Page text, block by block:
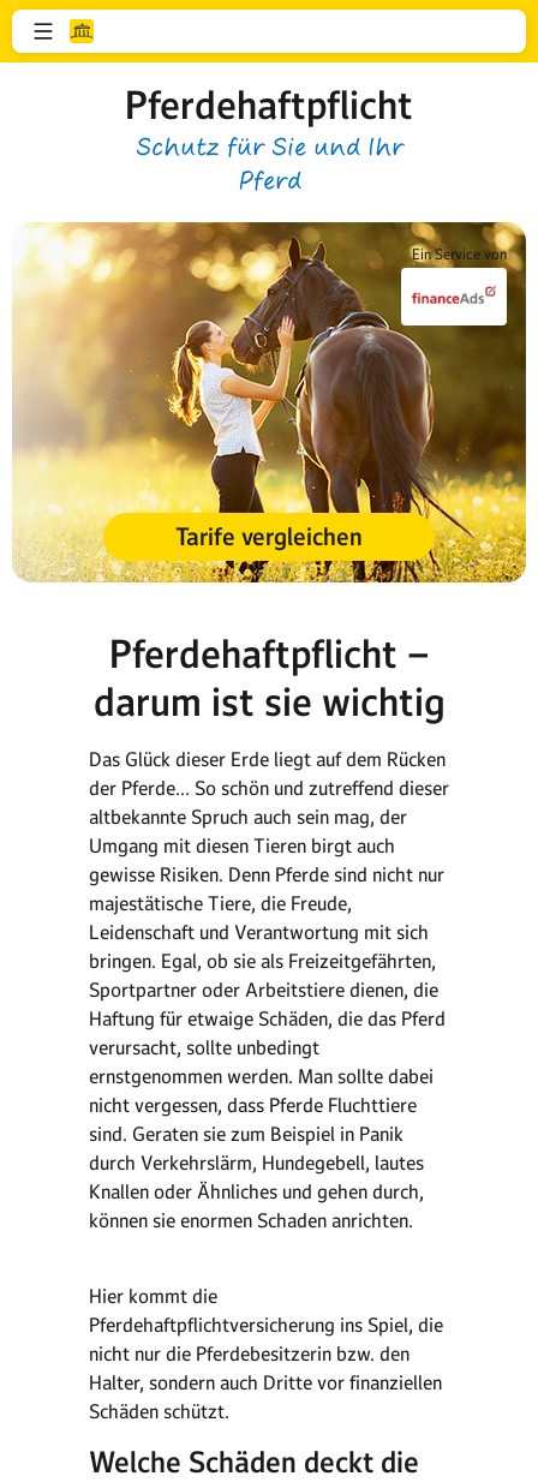
Pferdehaftpflicht
Schutz für Sie und Ihr
Pferd
Ein Service von
Tarife vergleichen
Pferdehaftpflicht –
darum ist sie wichtig
Das Glück dieser Erde liegt auf dem Rücken
der Pferde… So schön und zutreffend dieser
altbekannte Spruch auch sein mag, der
Umgang mit diesen Tieren birgt auch
gewisse Risiken. Denn Pferde sind nicht nur
majestätische Tiere, die Freude,
Leidenschaft und Verantwortung mit sich
bringen. Egal, ob sie als Freizeitgefährten,
Sportpartner oder Arbeitstiere dienen, die
Haftung für etwaige Schäden, die das Pferd
verursacht, sollte unbedingt
ernstgenommen werden. Man sollte dabei
nicht vergessen, dass Pferde Fluchttiere
sind. Geraten sie zum Beispiel in Panik
durch Verkehrslärm, Hundegebell, lautes
Knallen oder Ähnliches und gehen durch,
können sie enormen Schaden anrichten.
Hier kommt die
Pferdehaftpflichtversicherung ins Spiel, die
nicht nur die Pferdebesitzerin bzw. den
Halter, sondern auch Dritte vor finanziellen
Schäden schützt.
Welche Schäden deckt die